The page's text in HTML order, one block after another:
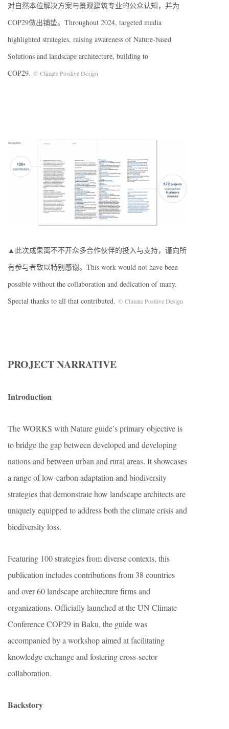
对自然本位解决方案与景观建筑专业的公众认知，并为
COP29做出铺垫。Throughout 2024, targeted media
highlighted strategies, raising awareness of Nature-based
Solutions and landscape architecture, building to
COP29. © Climate Positive Design
▲此次成果离不不开众多合作伙伴的投入与支持，谨向所
有参与者致以特别感谢。This work would not have been
possible without the collaboration and dedication of many.
Special thanks to all that contributed. © Climate Positive Design
PROJECT NARRATIVE
Introduction
The WORKS with Nature guide’s primary objective is
to bridge the gap between developed and developing
nations and between urban and rural areas. It showcases
a range of low-carbon adaptation and biodiversity
strategies that demonstrate how landscape architects are
uniquely equipped to address both the climate crisis and
biodiversity loss.
Featuring 100 strategies from diverse contexts, this
publication includes contributions from 38 countries
and over 60 landscape architecture firms and
organizations. Officially launched at the UN Climate
Conference COP29 in Baku, the guide was
accompanied by a workshop aimed at facilitating
knowledge exchange and fostering cross-sector
collaboration.
Backstory